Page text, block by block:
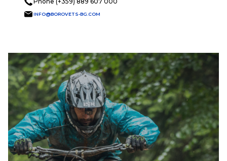
INFO@BOROVETS-BG.COM